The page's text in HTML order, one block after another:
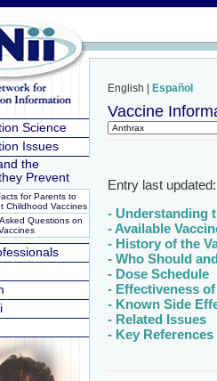
Science
Issues
the
Prevent
for Parents to
Childhood Vaccines
Questions on
English | Español
Vaccine
Entry last
- Understanding
- Available
- History of the
- Who Should
- Dose Schedule
- Effectiveness
- Known Side
- Related Issues
- Key